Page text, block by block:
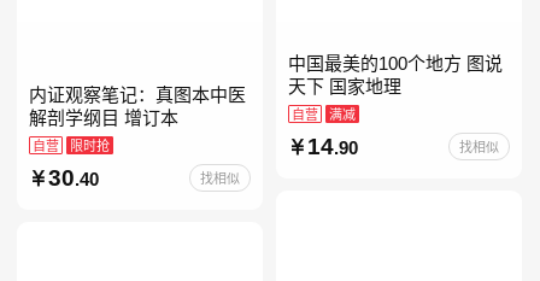
中国最美的100个地方 图说
天下 国家地理
自营 满减
14.90 找相似
内证观察笔记：真图本中医
解剖学纲目 增订本
自营 限时抢
30.40 找相似